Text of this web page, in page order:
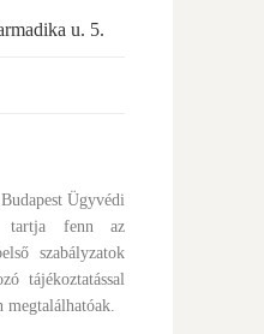
u. 5.
Ügyvédi
tartja fenn az
szabályzatok
tájékoztatással
megtalálhatóak.